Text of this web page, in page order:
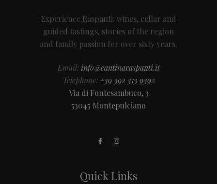
Experience Raspanti: wines, cellar and
guided tastings, stories of the region
and family passion for over sixty years.
Email:info@cantinaraspanti.it
Telephone: +39 392 313 9392
Via di Fontesambuco, 3
53045 Montepulciano
Quick Links